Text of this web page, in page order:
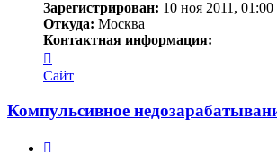
Зарегистрирован: 10 ноя 2011, 01:00
Откуда: Москва
Контактная информация:
информация
пользователя
Сайт
Компульсивное